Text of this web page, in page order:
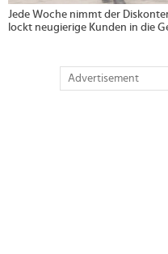
Jede Woche nimmt der
lockt neugierige Kunden in die
Advertisement